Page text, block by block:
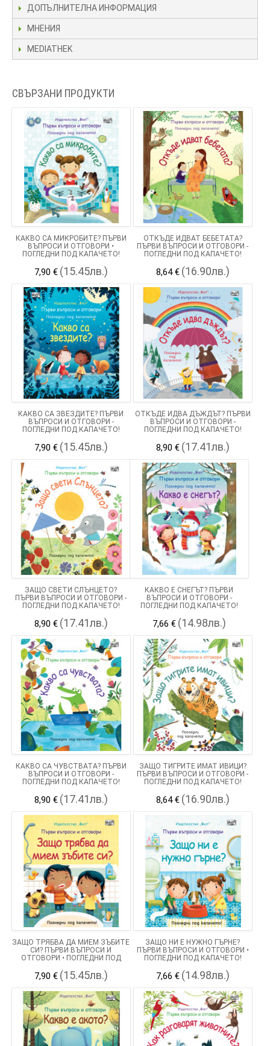
ДОПЪЛНИТЕЛНА ИНФОРМАЦИЯ
МНЕНИЯ
MEDIATHEK
СВЪРЗАНИ ПРОДУКТИ
КАКВО СА МИКРОБИТЕ? ПЪРВИ
ВЪПРОСИ И ОТГОВОРИ •
ПОГЛЕДНИ ПОД КАПАЧЕТО!
7,90 € (15.45лв.)
ОТКЪДЕ ИДВАТ БЕБЕТАТА?
ПЪРВИ ВЪПРОСИ И ОТГОВОРИ -
ПОГЛЕДНИ ПОД КАПАЧЕТО!
8,64 € (16.90лв.)
КАКВО СА ЗВЕЗДИТЕ? ПЪРВИ
ВЪПРОСИ И ОТГОВОРИ -
ПОГЛЕДНИ ПОД КАПАЧЕТО!
7,90 € (15.45лв.)
ОТКЪДЕ ИДВА ДЪЖДЪТ? ПЪРВИ
ВЪПРОСИ И ОТГОВОРИ -
ПОГЛЕДНИ ПОД КАПАЧЕТО!
8,90 € (17.41лв.)
ЗАЩО СВЕТИ СЛЪНЦЕТО?
ПЪРВИ ВЪПРОСИ И ОТГОВОРИ -
ПОГЛЕДНИ ПОД КАПАЧЕТО!
8,90 € (17.41лв.)
КАКВО Е СНЕГЪТ? ПЪРВИ
ВЪПРОСИ И ОТГОВОРИ -
ПОГЛЕДНИ ПОД КАПАЧЕТО!
7,66 € (14.98лв.)
КАКВО СА ЧУВСТВАТА? ПЪРВИ
ВЪПРОСИ И ОТГОВОРИ -
ПОГЛЕДНИ ПОД КАПАЧЕТО!
8,90 € (17.41лв.)
ЗАЩО ТИГРИТЕ ИМАТ ИВИЦИ?
ПЪРВИ ВЪПРОСИ И ОТГОВОРИ -
ПОГЛЕДНИ ПОД КАПАЧЕТО!
8,64 € (16.90лв.)
ЗАЩО ТРЯБВА ДА МИЕМ ЗЪБИТЕ
СИ? ПЪРВИ ВЪПРОСИ И
ОТГОВОРИ • ПОГЛЕДНИ ПОД
7,90 € (15.45лв.)
ЗАЩО НИ Е НУЖНО ГЪРНЕ?
ПЪРВИ ВЪПРОСИ И ОТГОВОРИ •
ПОГЛЕДНИ ПОД КАПАЧЕТО!
7,66 € (14.98лв.)